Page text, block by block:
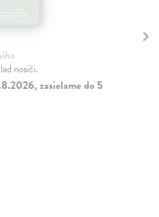
nosiči.
zasielame do 5